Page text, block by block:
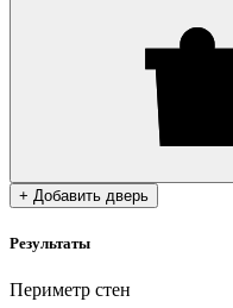
+ Добавить дверь
Результаты
Периметр стен